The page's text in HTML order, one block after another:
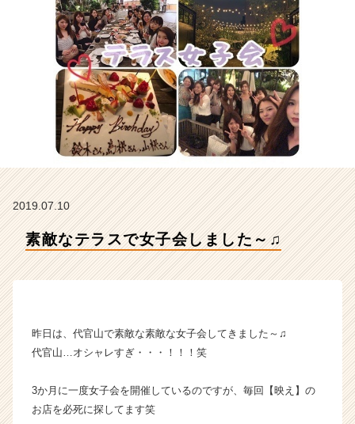
【株
式
会
社
H
R
t
e
a
m
ラ
チ
ャ
成
長
2019.07.10
素敵なテラスで女子会しました～♫
昨日は、代官山で素敵な素敵な女子会してきました～♫
代官山…オシャレすぎ・・・！！！笑
3か月に一度女子会を開催しているのですが、毎回【映え】の
お店を必死に探してます笑